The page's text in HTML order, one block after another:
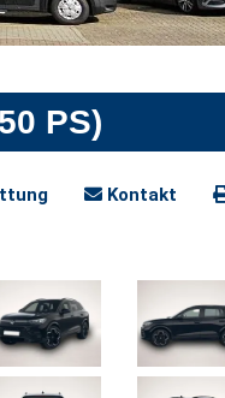
PS)
Kontakt